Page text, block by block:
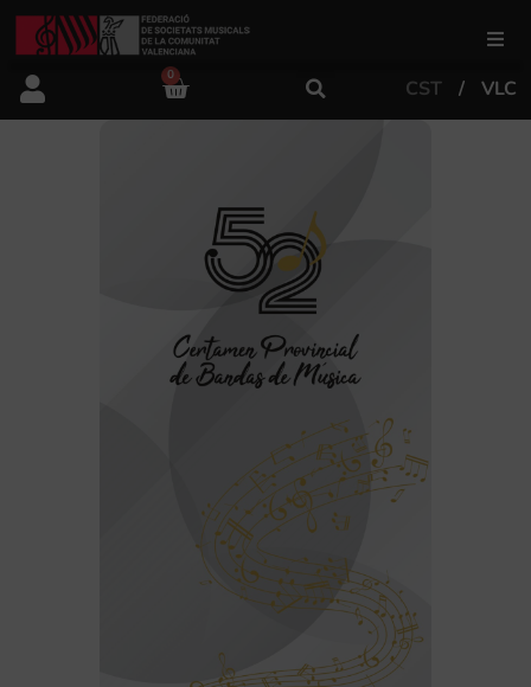
FSMCV
0
CST VLC